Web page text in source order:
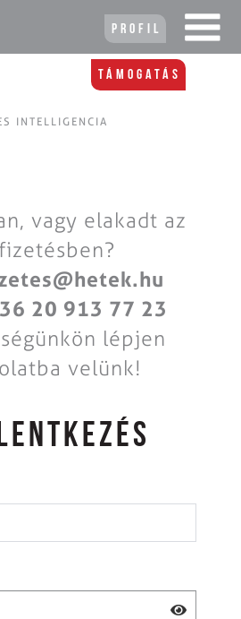
Profil
Támogatás
INTELLIGENCIA
vagy elakadt az
20 913 77 23
lépjen
velünk!